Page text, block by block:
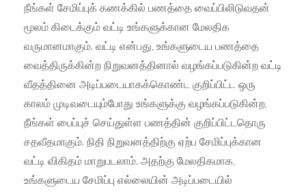
நீங்கள் சேமிப்புக் கணக்கில் பணத்தை வைப்பிலிடுவதன்
மூலம் கிடைக்கும் வட்டி உங்களுக்கான மேலதிக
வருமானமாகும். வட்டி என்பது, உங்களுடைய பணத்தை
வைத்திருக்கின்ற நிறுவனத்தினால் வழங்கப்படுகின்ற வட்டி
வீதத்தினை அடிப்படையாகக்கொண்ட குறிப்பிட்ட ஒரு
காலம் முடிவடையும்போது உங்களுக்கு வழங்கப்படுகின்ற,
நீங்கள் பைப்புச் செய்துள்ள பணத்தின் குறிப்பிட்டதொரு
சதவீதமாகும். நிதி நிறுவனத்திற்கு ஏற்ப சேமிப்புக்கான
வட்டி விகிதம் மாறுபடலாம். அதற்கு மேலதிகமாக,
உங்களுடைய சேமிப்பு எல்லையின் அடிப்படையில்